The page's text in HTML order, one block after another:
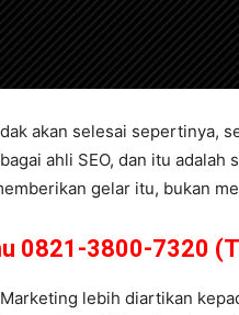
akan selesai sepertinya,
ahli SEO, dan itu adalah
gelar itu, bukan
0821-3800-7320
lebih diartikan